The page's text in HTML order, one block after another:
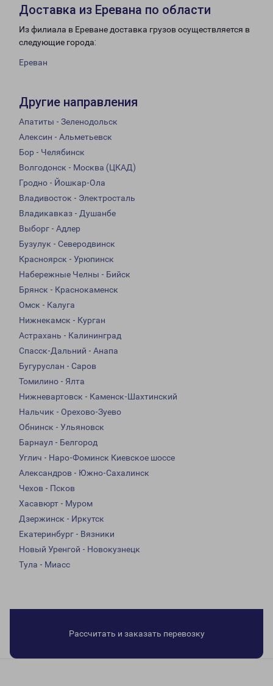
Доставка из Еревана по области
Из филиала в Ереване доставка грузов осуществляется в
следующие города:
Ереван
Другие направления
Апатиты - Зеленодольск
Алексин - Альметьевск
Бор - Челябинск
Волгодонск - Москва (ЦКАД)
Гродно - Йошкар-Ола
Владивосток - Электросталь
Владикавказ - Душанбе
Выборг - Адлер
Бузулук - Северодвинск
Красноярск - Урюпинск
Набережные Челны - Бийск
Брянск - Краснокаменск
Омск - Калуга
Нижнекамск - Курган
Астрахань - Калининград
Спасск-Дальний - Анапа
Бугуруслан - Саров
Томилино - Ялта
Нижневартовск - Каменск-Шахтинский
Нальчик - Орехово-Зуево
Обнинск - Ульяновск
Барнаул - Белгород
Углич - Наро-Фоминск Киевское шоссе
Александров - Южно-Сахалинск
Чехов - Псков
Хасавюрт - Муром
Дзержинск - Иркутск
Екатеринбург - Вязники
Новый Уренгой - Новокузнецк
Тула - Миасс
Рассчитать и заказать перевозку